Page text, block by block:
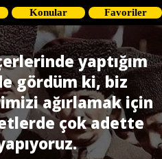
Konular Favoriler
yaptığım
gördüm ki, biz
ağırlamak için
çok adette